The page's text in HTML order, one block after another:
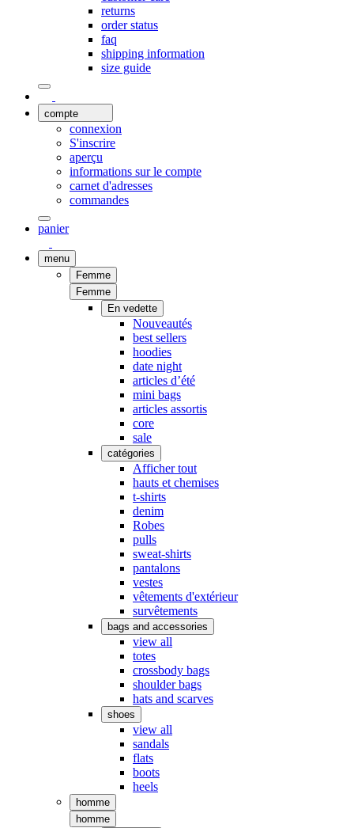
returns
order status
faq
shipping information
size guide
compte
connexion
S'inscrire
aperçu
informations sur le compte
carnet d'adresses
commandes
panier
menu
Femme
Femme
En vedette
Nouveautés
best sellers
hoodies
date night
articles d’été
mini bags
articles assortis
core
sale
catégories
Afficher tout
hauts et chemises
t-shirts
denim
Robes
pulls
sweat-shirts
pantalons
vestes
vêtements d'extérieur
survêtements
bags and accessories
view all
totes
crossbody bags
shoulder bags
hats and scarves
shoes
view all
sandals
flats
boots
heels
homme
homme